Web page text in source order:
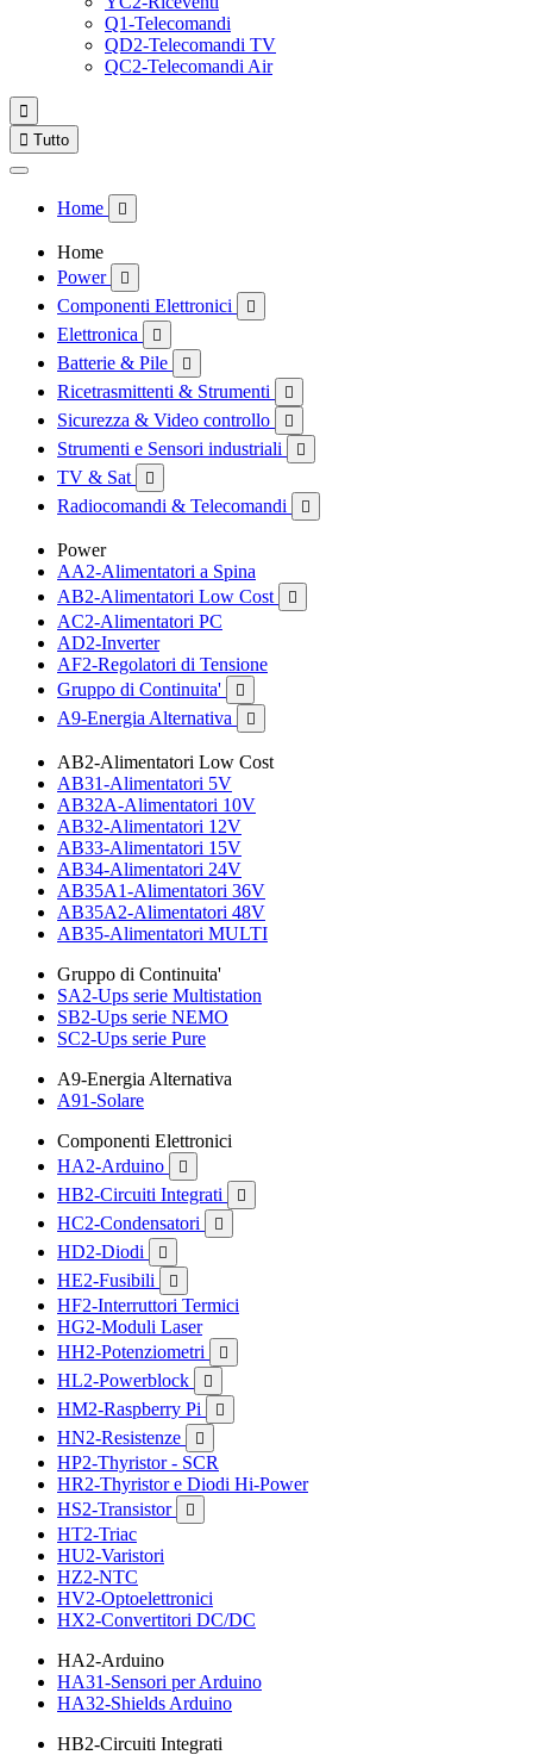
Q1-Telecomandi
QD2-Telecomandi TV
QC2-Telecomandi Air

 Tutto
Home 
Home
Power

Componenti Elettronici 
Elettronica 
Batterie & Pile 
Ricetrasmittenti & Strumenti 
Sicurezza & Video controllo 
Strumenti e Sensori industriali 
TV & Sat 
Radiocomandi & Telecomandi 
Power
AA2-Alimentatori a Spina
AB2-Alimentatori Low Cost

AC2-Alimentatori PC
AD2-Inverter
AF2-Regolatori di Tensione
Gruppo di Continuita'

A9-Energia Alternativa 
AB2-Alimentatori Low Cost
AB31-Alimentatori 5V
AB32A-Alimentatori 10V
AB32-Alimentatori 12V
AB33-Alimentatori 15V
AB34-Alimentatori 24V
AB35A1-Alimentatori 36V
AB35A2-Alimentatori 48V
AB35-Alimentatori MULTI
Gruppo di Continuita'
SA2-Ups serie Multistation
SB2-Ups serie NEMO
SC2-Ups serie Pure
A9-Energia Alternativa
A91-Solare
Componenti Elettronici
HA2-Arduino

HB2-Circuiti Integrati 
HC2-Condensatori 
HD2-Diodi 
HE2-Fusibili 
HF2-Interruttori Termici
HG2-Moduli Laser
HH2-Potenziometri

HL2-Powerblock 
HM2-Raspberry Pi 
HN2-Resistenze 
HP2-Thyristor - SCR
HR2-Thyristor e Diodi Hi-Power
HS2-Transistor

HT2-Triac
HU2-Varistori
HZ2-NTC
HV2-Optoelettronici
HX2-Convertitori DC/DC
HA2-Arduino
HA31-Sensori per Arduino
HA32-Shields Arduino
HB2-Circuiti Integrati